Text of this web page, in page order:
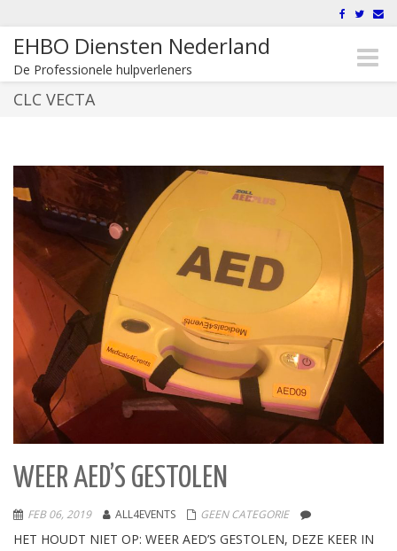
EHBO Diensten Nederland
De Professionele hulpverleners
Toggle
CLC VECTA
WEER AED’S GESTOLEN
FEB 06, 2019 ALL4EVENTS GEEN CATEGORIE
HET HOUDT NIET OP: WEER AED’S GESTOLEN, DEZE KEER IN